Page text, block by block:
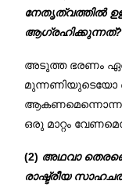
നേതൃത്വത്തിൽ
ആഗ്രഹിക്കുന്നത്?
അടുത്ത ഭരണം
മുന്നണിയുടെയോ
ഒരു മാറ്റം
(2) അഥവാ
രാഷ്ട്രീയ